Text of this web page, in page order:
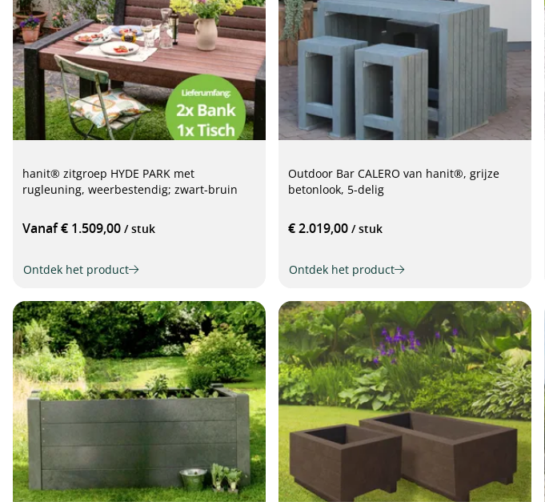
hanit® zitgroep HYDE PARK met
rugleuning, weerbestendig; zwart-bruin
Vanaf € 1.509,00 / stuk
Ontdek het product
Outdoor Bar CALERO van hanit®, grijze
betonlook, 5-delig
€ 2.019,00 / stuk
Ontdek het product